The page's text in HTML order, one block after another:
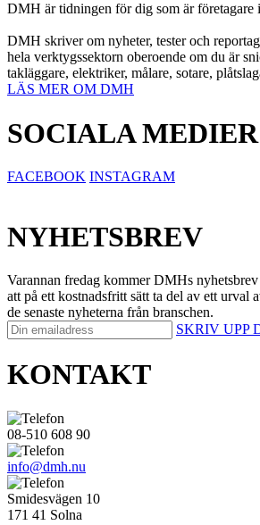
DMH är tidningen för dig som är företagare
DMH skriver om nyheter, tester och
hela verktygssektorn oberoende om du är
takläggare, elektriker, målare, sotare,
LÄS MER OM DMH
SOCIALA MEDIER
FACEBOOK INSTAGRAM
NYHETSBREV
Varannan fredag kommer DMHs
att på ett kostnadsfritt sätt ta del av ett urval
de senaste nyheterna från branschen.
SKRIV UPP
KONTAKT
08-510 608 90
info@dmh.nu
Smidesvägen 10
171 41 Solna